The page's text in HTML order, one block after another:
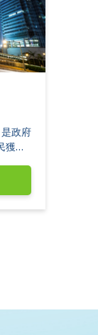
政府
獲得
提
我